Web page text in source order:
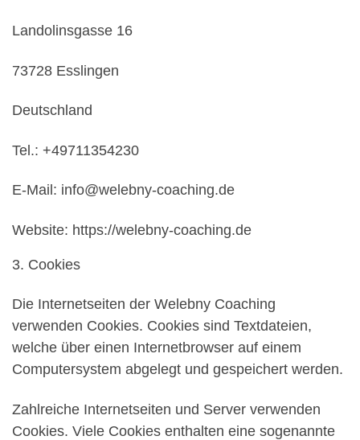
Landolinsgasse 16
73728 Esslingen
Deutschland
Tel.: +49711354230
E-Mail: info@welebny-coaching.de
Website: https://welebny-coaching.de
3. Cookies
Die Internetseiten der Welebny Coaching
verwenden Cookies. Cookies sind Textdateien,
welche über einen Internetbrowser auf einem
Computersystem abgelegt und gespeichert werden.
Zahlreiche Internetseiten und Server verwenden
Cookies. Viele Cookies enthalten eine sogenannte